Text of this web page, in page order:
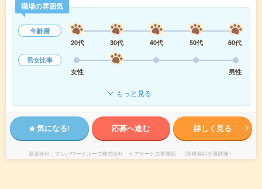
職場の雰囲気
年齢層
20代
30代 40代 50代
60代
男女比率
女性
男性
もっと見る
気になる! 応募へ進む 詳しく見る
派遣会社 マンパワーグループ株式会社 ケアサービス事業部 （医療福祉介護関連）